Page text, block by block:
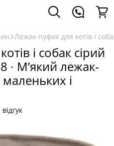
Лежак-пуфик для котів і
і собак сірий
∙ М’який лежак-
і